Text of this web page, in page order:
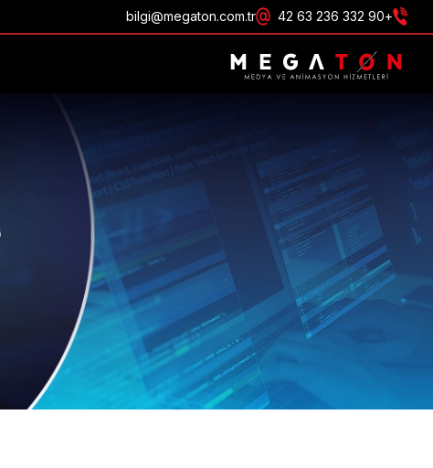
+90 332 236 63 42
bilgi@megaton.com.tr
احصل على عرض